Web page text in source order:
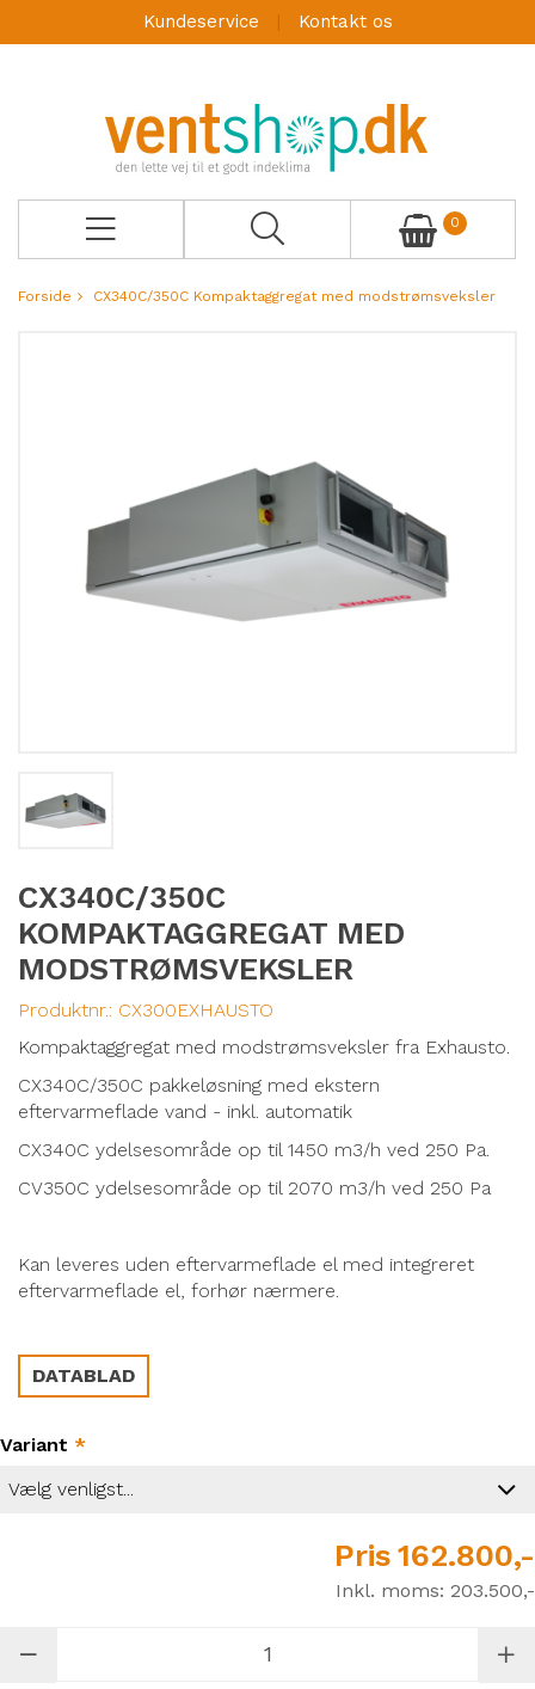
Kundeservice Kontakt os
0
Forside CX340C/350C Kompaktaggregat med modstrømsveksler
CX340C/350C
KOMPAKTAGGREGAT MED
MODSTRØMSVEKSLER
Produktnr.: CX300EXHAUSTO
Kompaktaggregat med modstrømsveksler fra Exhausto.
CX340C/350C pakkeløsning med ekstern
eftervarmeflade vand - inkl. automatik
CX340C ydelsesområde op til 1450 m3/h ved 250 Pa.
CV350C ydelsesområde op til 2070 m3/h ved 250 Pa
Kan leveres uden eftervarmeflade el med integreret
eftervarmeflade el, forhør nærmere.
DATABLAD
Variant *
Pris 162.800,-
Inkl. moms: 203.500,-